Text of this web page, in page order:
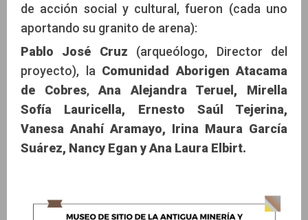
de acción social y cultural, fueron (cada uno
aportando su granito de arena):
Pablo José Cruz (arqueólogo, Director del
proyecto), la Comunidad Aborigen Atacama
de Cobres,Ana Alejandra Teruel, Mirella
Sofía Lauricella, Ernesto Saúl Tejerina,
Vanesa Anahí Aramayo, Irina Maura García
Suárez, Nancy Egan y Ana Laura Elbirt.